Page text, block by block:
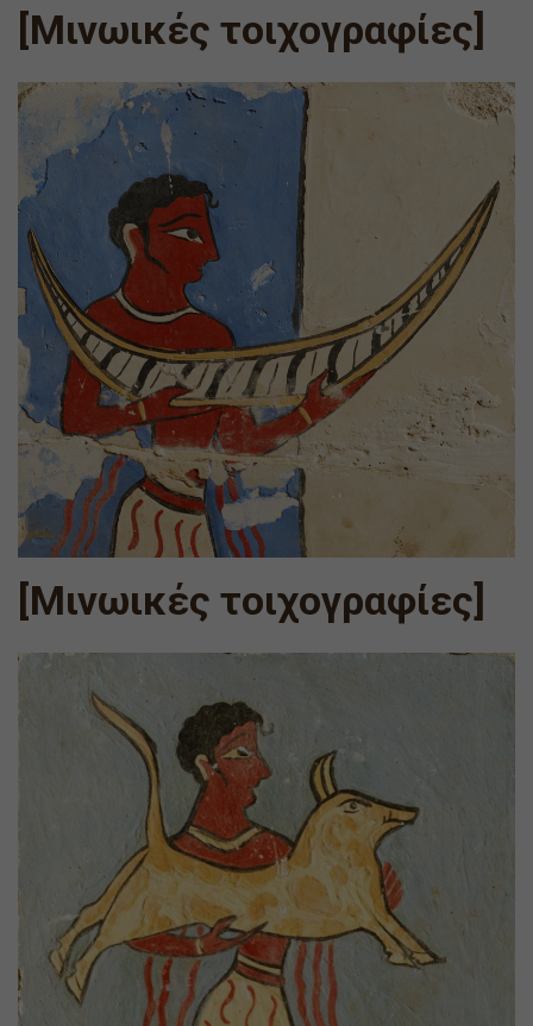
[Μινωικές τοιχογραφίες]
[Μινωικές τοιχογραφίες]